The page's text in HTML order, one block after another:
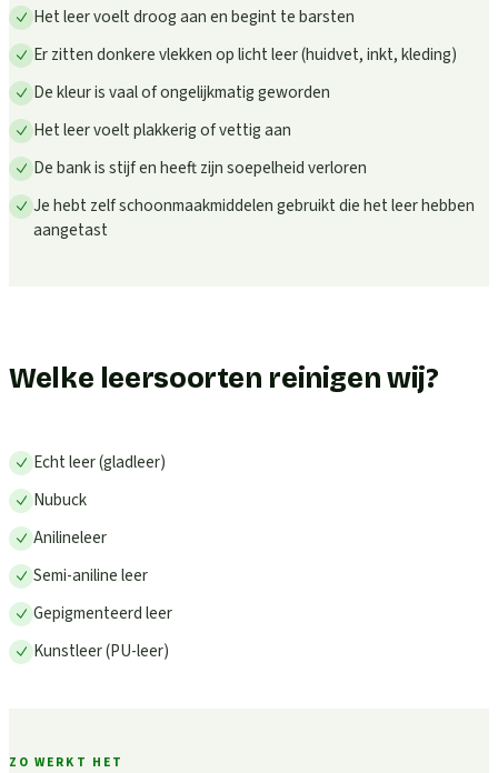
Het leer voelt droog aan en begint te barsten
Er zitten donkere vlekken op licht leer (huidvet, inkt, kleding)
De kleur is vaal of ongelijkmatig geworden
Het leer voelt plakkerig of vettig aan
De bank is stijf en heeft zijn soepelheid verloren
Je hebt zelf schoonmaakmiddelen gebruikt die het leer hebben
aangetast
Welke leersoorten reinigen wij?
Echt leer (gladleer)
Nubuck
Anilineleer
Semi-aniline leer
Gepigmenteerd leer
Kunstleer (PU-leer)
ZO WERKT HET